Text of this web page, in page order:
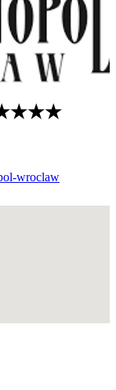
wroclaw